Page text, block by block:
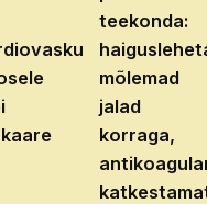
teekonda:
mõlemad
jalad
korraga,